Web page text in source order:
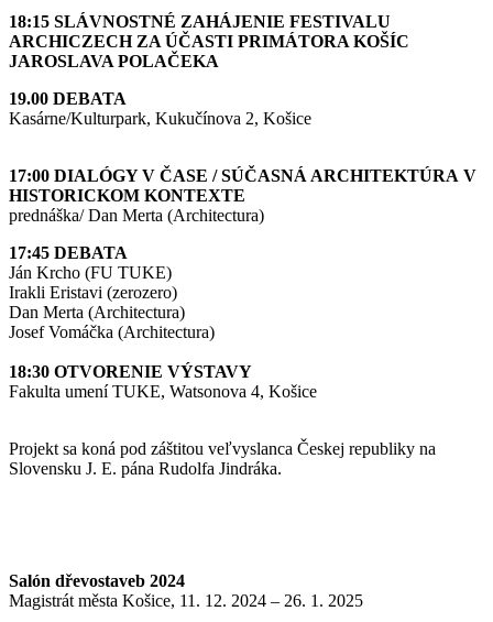
18:15 SLÁVNOSTNÉ ZAHÁJENIE FESTIVALU
ARCHICZECH ZA ÚČASTI PRIMÁTORA KOŠÍC
JAROSLAVA POLAČEKA
19.00 DEBATA
Kasárne/Kulturpark, Kukučínova 2, Košice
17:00 DIALÓGY V ČASE / SÚČASNÁ ARCHITEKTÚRA V
HISTORICKOM KONTEXTE
prednáška/ Dan Merta (Architectura)
17:45 DEBATA
Ján Krcho (FU TUKE)
Irakli Eristavi (zerozero)
Dan Merta (Architectura)
Josef Vomáčka (Architectura)
18:30 OTVORENIE VÝSTAVY
Fakulta umení TUKE, Watsonova 4, Košice
Projekt sa koná pod záštitou veľvyslanca Českej republiky na
Slovensku J. E. pána Rudolfa Jindráka.
Salón dřevostaveb 2024
Magistrát města Košice, 11. 12. 2024 – 26. 1. 2025